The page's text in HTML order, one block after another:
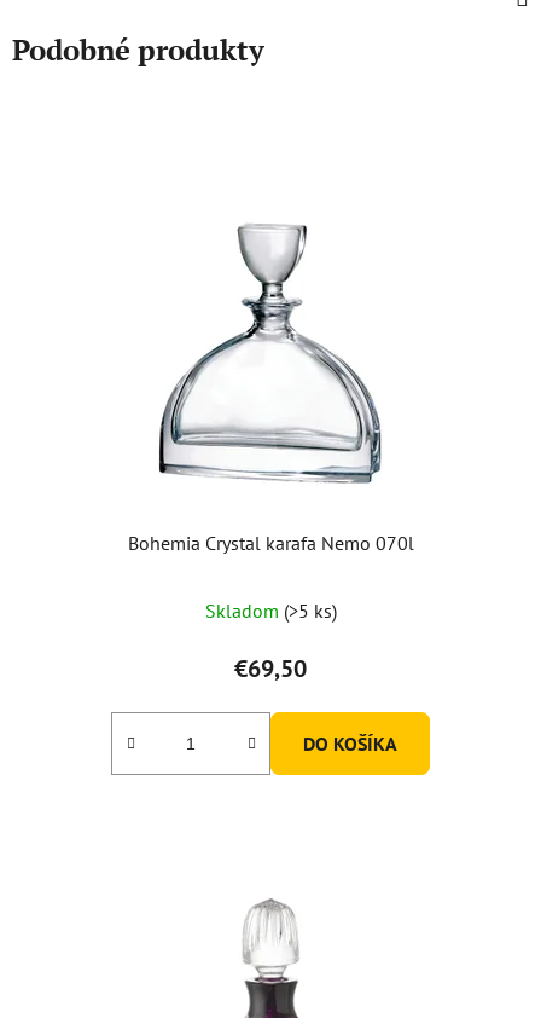
Podobné produkty
Bohemia Crystal karafa Nemo 070l
Skladom (>5 ks)
€69,50
DO KOŠÍKA